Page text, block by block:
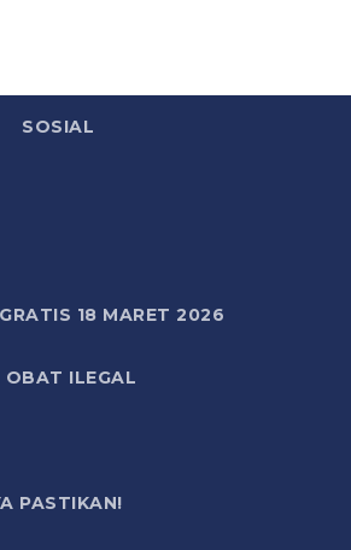
SOSIAL
18 MARET 2026
OBAT ILEGAL
PASTIKAN!